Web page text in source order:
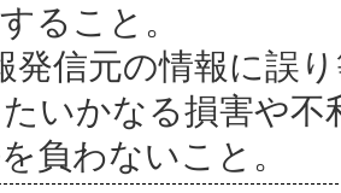
ること。
信元の情報に誤
いかなる損害や
負わないこと。